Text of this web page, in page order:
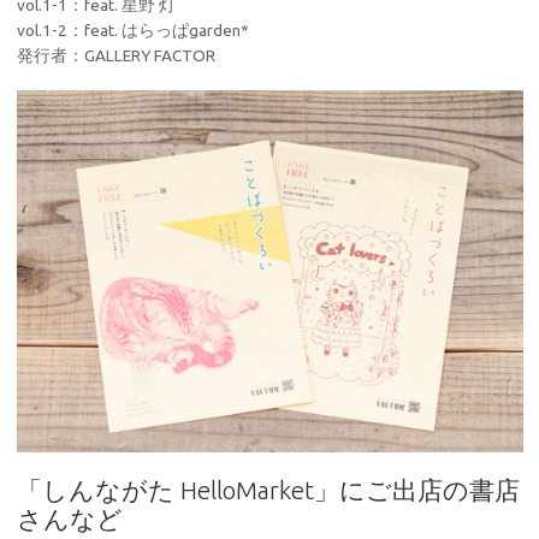
vol.1-1：feat. 星野 灯
vol.1-2：feat. はらっぱgarden*
発行者：GALLERY FACTOR
「しんながた HelloMarket」にご出店の書店
さんなど